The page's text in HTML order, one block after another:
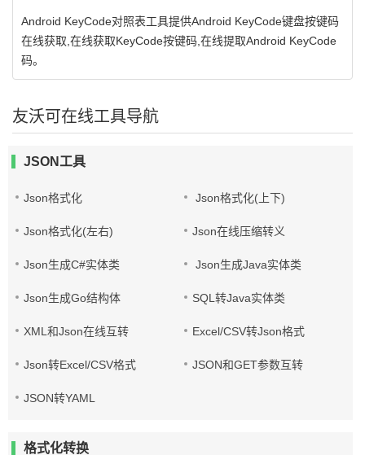
Android KeyCode对照表工具提供Android KeyCode键盘按键码
在线获取,在线获取KeyCode按键码,在线提取Android KeyCode
码。
友沃可在线工具导航
JSON工具
Json格式化 Json格式化(上下)
Json格式化(左右) Json在线压缩转义
Json生成C#实体类 Json生成Java实体类
Json生成Go结构体 SQL转Java实体类
XML和Json在线互转 Excel/CSV转Json格式
Json转Excel/CSV格式 JSON和GET参数互转
JSON转YAML
格式化转换